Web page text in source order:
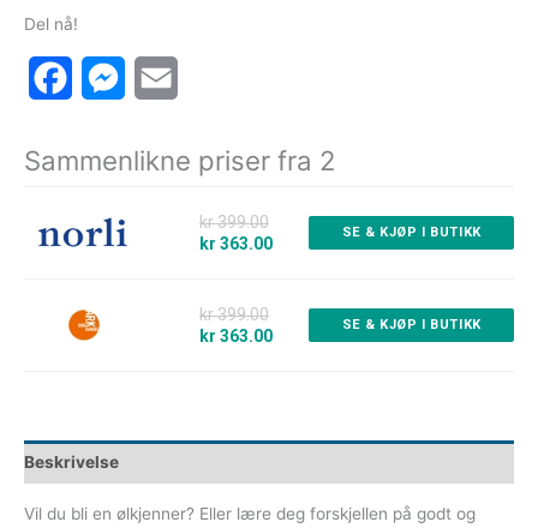
Del nå!
FacebookMessenger
Sammenlikne priser fra 2
kr 399.00
kr 363.00
SE & KJØP I BUTIKK
kr 399.00
kr 363.00
SE & KJØP I BUTIKK
Beskrivelse
Vil du bli en ølkjenner? Eller lære deg forskjellen på godt og